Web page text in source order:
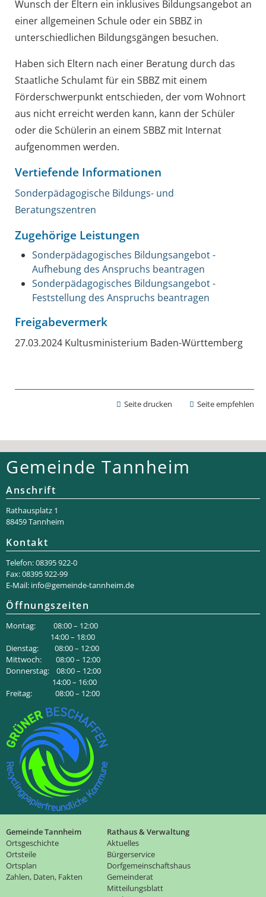
Wunsch der Eltern ein inklusives Bildungsangebot an
einer allgemeinen Schule oder ein SBBZ in
unterschiedlichen Bildungsgängen besuchen.
Haben sich Eltern nach einer Beratung durch das
Staatliche Schulamt für ein SBBZ mit einem
Förderschwerpunkt entschieden, der vom Wohnort
aus nicht erreicht werden kann, kann der Schüler
oder die Schülerin an einem SBBZ mit Internat
aufgenommen werden.
Vertiefende Informationen
Sonderpädagogische Bildungs- und
Beratungszentren
Zugehörige Leistungen
Sonderpädagogisches Bildungsangebot -
Aufhebung des Anspruchs beantragen
Sonderpädagogisches Bildungsangebot -
Feststellung des Anspruchs beantragen
Freigabevermerk
27.03.2024 Kultusministerium Baden-Württemberg
Seite drucken Seite empfehlen
Gemeinde Tannheim
Anschrift
Rathaus­platz 1
88459 Tannheim
Kontakt
Telefon: 08395 922-0
Fax: 08395 922-99
E-Mail: info@gemeinde-tannheim.de
Öffnungszeiten
Montag: 08:00 – 12:00
14:00 – 18:00
Dienstag: 08:00 – 12:00
Mittwoch: 08:00 – 12:00
Donnerstag: 08:00 – 12:00
14:00 – 16:00
Freitag: 08:00 – 12:00
Gemeinde Tannheim
Ortsgeschichte
Ortsteile
Ortsplan
Zahlen, Daten, Fakten
Rathaus & Verwaltung
Aktuelles
Bürgerservice
Dorfgemeinschaftshaus
Gemeinderat
Mitteilungsblatt